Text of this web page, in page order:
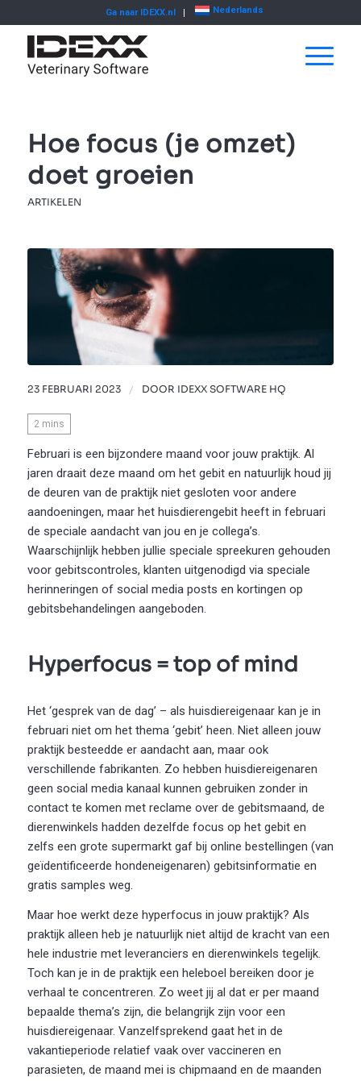
Ga naar IDEXX.nl Nederlands
Hoe focus (je omzet)
doet groeien
ARTIKELEN
2 mins
Februari is een bijzondere maand voor jouw praktijk. Al
jaren draait deze maand om het gebit en natuurlijk houd jij
de deuren van de praktijk niet gesloten voor andere
aandoeningen, maar het huisdierengebit heeft in februari
de speciale aandacht van jou en je collega’s.
Waarschijnlijk hebben jullie speciale spreekuren gehouden
voor gebitscontroles, klanten uitgenodigd via speciale
herinneringen of social media posts en kortingen op
gebitsbehandelingen aangeboden.
Hyperfocus = top of mind
Het ‘gesprek van de dag’ – als huisdiereigenaar kan je in
februari niet om het thema ‘gebit’ heen. Niet alleen jouw
praktijk besteedde er aandacht aan, maar ook
verschillende fabrikanten. Zo hebben huisdiereigenaren
geen social media kanaal kunnen gebruiken zonder in
contact te komen met reclame over de gebitsmaand, de
dierenwinkels hadden dezelfde focus op het gebit en
zelfs een grote supermarkt gaf bij online bestellingen (van
geïdentificeerde hondeneigenaren) gebitsinformatie en
gratis samples weg.
Maar hoe werkt deze hyperfocus in jouw praktijk? Als
praktijk alleen heb je natuurlijk niet altijd de kracht van een
hele industrie met leveranciers en dierenwinkels tegelijk.
Toch kan je in de praktijk een heleboel bereiken door je
verhaal te concentreren. Zo weet jij al dat er per maand
bepaalde thema’s zijn, die belangrijk zijn voor een
huisdiereigenaar. Vanzelfsprekend gaat het in de
vakantieperiode relatief vaak over vaccineren en
parasieten, de maand mei is chipmaand en de maanden
23 FEBRUARI 2023 / DOOR IDEXX SOFTWARE HQ